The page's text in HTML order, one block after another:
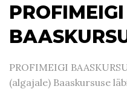
PROFIMEIGI
PROFIMEIGI
(algajale) Baaskursuse